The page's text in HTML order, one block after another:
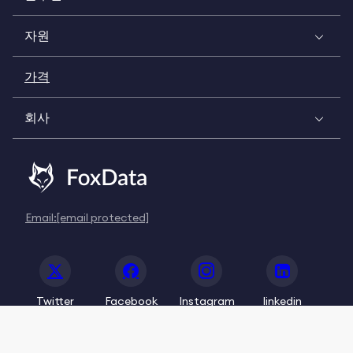
자원
가격
회사
Email:[email protected]
Twitter Facebook Instagram linkedin